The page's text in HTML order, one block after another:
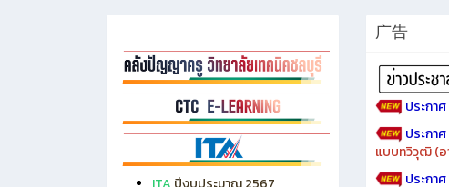
广告
ประกาศ